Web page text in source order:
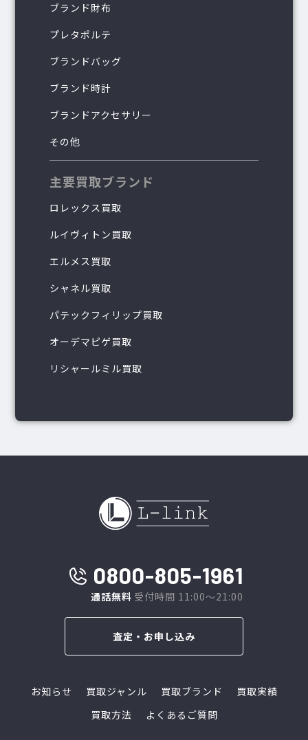
ブランド財布
プレタポルテ
ブランドバッグ
ブランド時計
ブランドアクセサリー
その他
主要買取ブランド
ロレックス買取
ルイヴィトン買取
エルメス買取
シャネル買取
パテックフィリップ買取
オーデマピゲ買取
リシャールミル買取
0800-805-1961
通話無料 受付時間 11:00～21:00
査定・お申し込み
お知らせ 買取ジャンル 買取ブランド
買取実績
買取方法
よくあるご質問